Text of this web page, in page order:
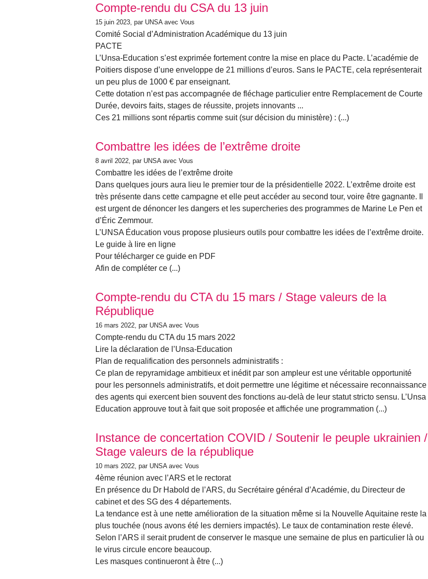
Compte-rendu du CSA du 13 juin
15 juin 2023 , par UNSA avec Vous
Comité Social d’Administration Académique du 13 juin
PACTE
L’Unsa-Education s’est exprimée fortement contre la mise en place du Pacte. L’académie de
Poitiers dispose d’une enveloppe de 21 millions d’euros. Sans le PACTE, cela représenterait
un peu plus de 1000 € par enseignant.
Cette dotation n’est pas accompagnée de fléchage particulier entre Remplacement de Courte
Durée, devoirs faits, stages de réussite, projets innovants ...
Ces 21 millions sont répartis comme suit (sur décision du ministère) : (...)
Combattre les idées de l’extrême droite
8 avril 2022 , par UNSA avec Vous
Combattre les idées de l’extrême droite
Dans quelques jours aura lieu le premier tour de la présidentielle 2022. L’extrême droite est
très présente dans cette campagne et elle peut accéder au second tour, voire être gagnante. Il
est urgent de dénoncer les dangers et les supercheries des programmes de Marine Le Pen et
d’Éric Zemmour.
L’UNSA Éducation vous propose plusieurs outils pour combattre les idées de l’extrême droite.
Le guide à lire en ligne
Pour télécharger ce guide en PDF
Afin de compléter ce (...)
Compte-rendu du CTA du 15 mars / Stage valeurs de la
République
16 mars 2022 , par UNSA avec Vous
Compte-rendu du CTA du 15 mars 2022
Lire la déclaration de l’Unsa-Education
Plan de requalification des personnels administratifs :
Ce plan de repyramidage ambitieux et inédit par son ampleur est une véritable opportunité
pour les personnels administratifs, et doit permettre une légitime et nécessaire reconnaissance
des agents qui exercent bien souvent des fonctions au-delà de leur statut stricto sensu. L’Unsa
Education approuve tout à fait que soit proposée et affichée une programmation (...)
Instance de concertation COVID / Soutenir le peuple ukrainien /
Stage valeurs de la république
10 mars 2022 , par UNSA avec Vous
4ème réunion avec l’ARS et le rectorat
En présence du Dr Habold de l’ARS, du Secrétaire général d’Académie, du Directeur de
cabinet et des SG des 4 départements.
La tendance est à une nette amélioration de la situation même si la Nouvelle Aquitaine reste la
plus touchée (nous avons été les derniers impactés). Le taux de contamination reste élevé.
Selon l’ARS il serait prudent de conserver le masque une semaine de plus en particulier là ou
le virus circule encore beaucoup.
Les masques continueront à être (...)